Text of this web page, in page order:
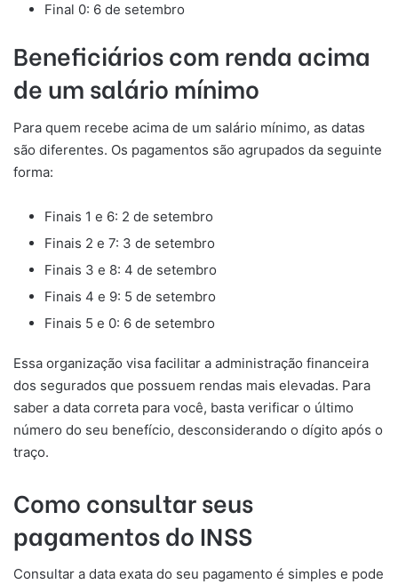
Final 0: 6 de setembro
Beneficiários com renda acima
de um salário mínimo
Para quem recebe acima de um salário mínimo, as datas
são diferentes. Os pagamentos são agrupados da seguinte
forma:
Finais 1 e 6: 2 de setembro
Finais 2 e 7: 3 de setembro
Finais 3 e 8: 4 de setembro
Finais 4 e 9: 5 de setembro
Finais 5 e 0: 6 de setembro
Essa organização visa facilitar a administração financeira
dos segurados que possuem rendas mais elevadas. Para
saber a data correta para você, basta verificar o último
número do seu benefício, desconsiderando o dígito após o
traço.
Como consultar seus
pagamentos do INSS
Consultar a data exata do seu pagamento é simples e pode